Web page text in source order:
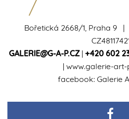
Bořetická 2668/1, Praha 9 |
GALERIE@G-A-P.CZ| +420 602
| www.galerie-art-
facebook: Galerie